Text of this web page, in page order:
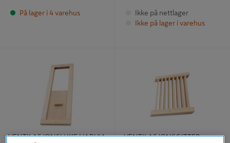
På lager i 4 varehus
Ikke på nettlager
Ikke på lager i varehus
VENTILASJONSLUKE HARVIA
VENTILASJONSGITTER